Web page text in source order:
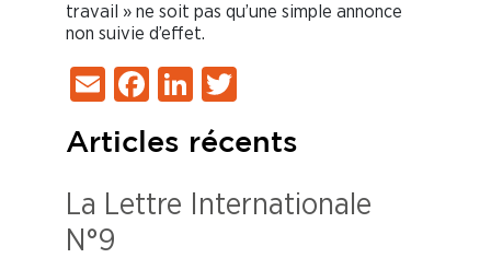
travail » ne soit pas qu’une simple annonce
non suivie d’effet.
EmailFacebook
LinkedIn
Articles récents
La Lettre Internationale
N°9